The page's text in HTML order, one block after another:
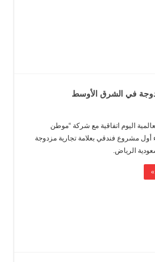
في الشرق الأوسط
فندق
اليوم اتفاقية مع شركة “موطن
أول مشروع فندقي بعلامة تجارية مزدوجة
الرياض.